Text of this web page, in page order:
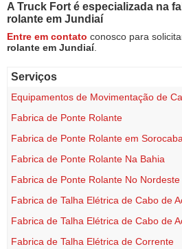
A Truck Fort é especializada na
rolante em Jundiaí
Entre em contato conosco para
rolante em Jundiaí.
Serviços
Equipamentos de Movimentação de
Fabrica de Ponte Rolante
Fabrica de Ponte Rolante em
Fabrica de Ponte Rolante Na Bahia
Fabrica de Ponte Rolante No Nordeste
Fabrica de Talha Elétrica de Cabo de
Fabrica de Talha Elétrica de Cabo de
Fabrica de Talha Elétrica de Corrente